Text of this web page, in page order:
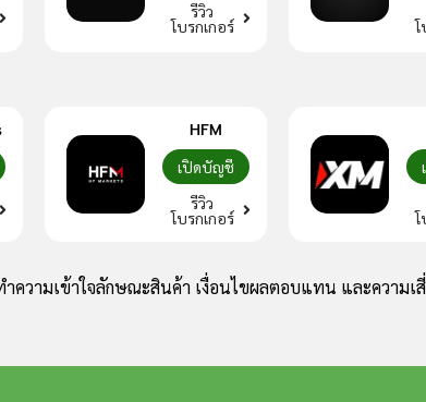
รีวิว
โบรกเกอร์ โ
HFM
เปิดบัญชี
รีวิว
โบรกเกอร์ โ
ความเข้าใจลักษณะสินค้า เงื่อนไขผลตอบแทน และความเ